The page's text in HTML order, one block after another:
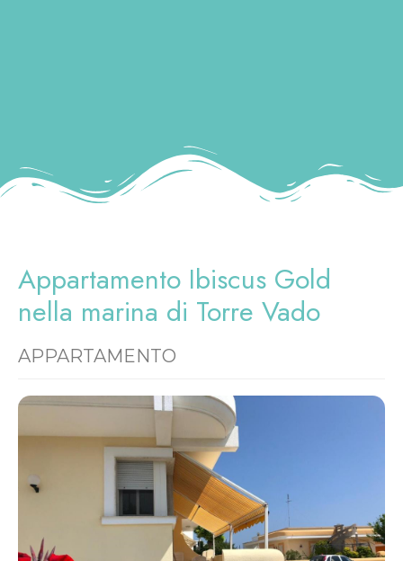
Appartamento Ibiscus Gold
nella marina di Torre Vado
APPARTAMENTO